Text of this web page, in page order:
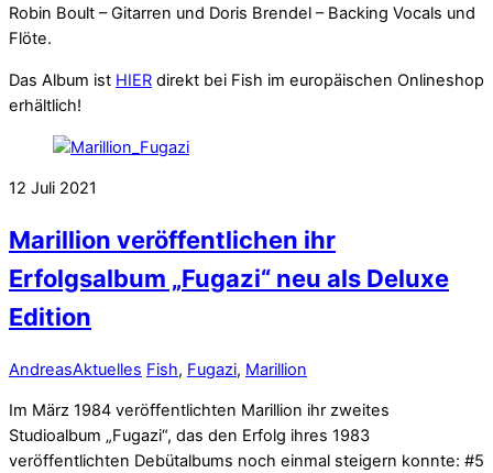
Robin Boult – Gitarren und Doris Brendel – Backing Vocals und
Flöte.
Das Album ist HIER direkt bei Fish im europäischen Onlineshop
erhältlich!
12 Juli 2021
Marillion veröffentlichen ihr
Erfolgsalbum „Fugazi“ neu als Deluxe
Edition
AndreasAktuelles Fish, Fugazi, Marillion
Im März 1984 veröffentlichten Marillion ihr zweites
Studioalbum „Fugazi“, das den Erfolg ihres 1983
veröffentlichten Debütalbums noch einmal steigern konnte: #5